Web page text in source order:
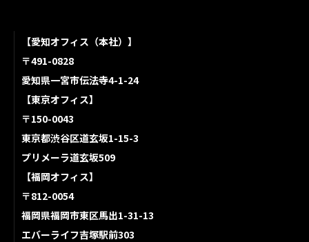
【愛知オフィス（本社）】
〒491-0828
愛知県一宮市伝法寺4-1-24
【東京オフィス】
〒150-0043
東京都渋谷区道玄坂1-15-3
プリメーラ道玄坂509
【福岡オフィス】
〒812-0054
福岡県福岡市東区馬出1-31-13
エバーライフ吉塚駅前303